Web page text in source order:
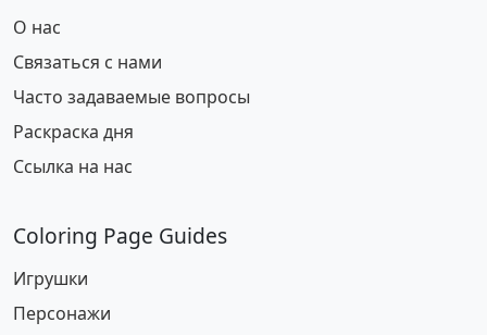
О нас
Связаться с нами
Часто задаваемые вопросы
Раскраска дня
Ссылка на нас
Coloring Page Guides
Игрушки
Персонажи